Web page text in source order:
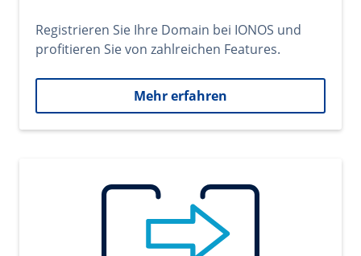
Registrieren Sie Ihre Domain bei IONOS und
profitieren Sie von zahlreichen Features.
Mehr erfahren